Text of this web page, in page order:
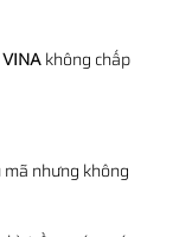
VINAkhông chấp
nhưng không